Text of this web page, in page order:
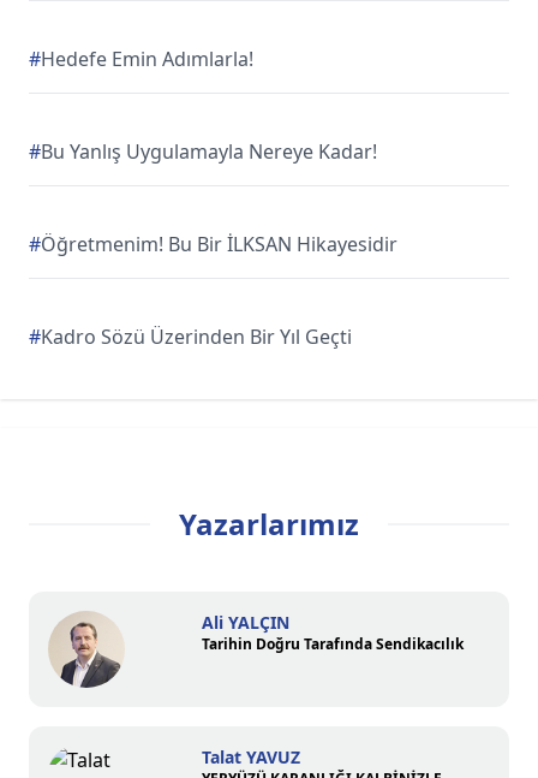
#Hedefe Emin Adımlarla!
#Bu Yanlış Uygulamayla Nereye Kadar!
#Öğretmenim! Bu Bir İLKSAN Hikayesidir
#Kadro Sözü Üzerinden Bir Yıl Geçti
Yazarlarımız
Ali YALÇIN
Tarihin Doğru Tarafında Sendikacılık
Talat YAVUZ